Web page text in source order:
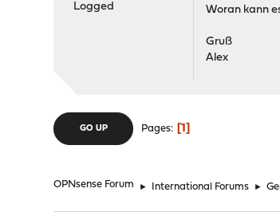
Logged
Woran kann
Gruß
Alex
GO UP Pages 1
OPNsense Forum ► International Forums ►